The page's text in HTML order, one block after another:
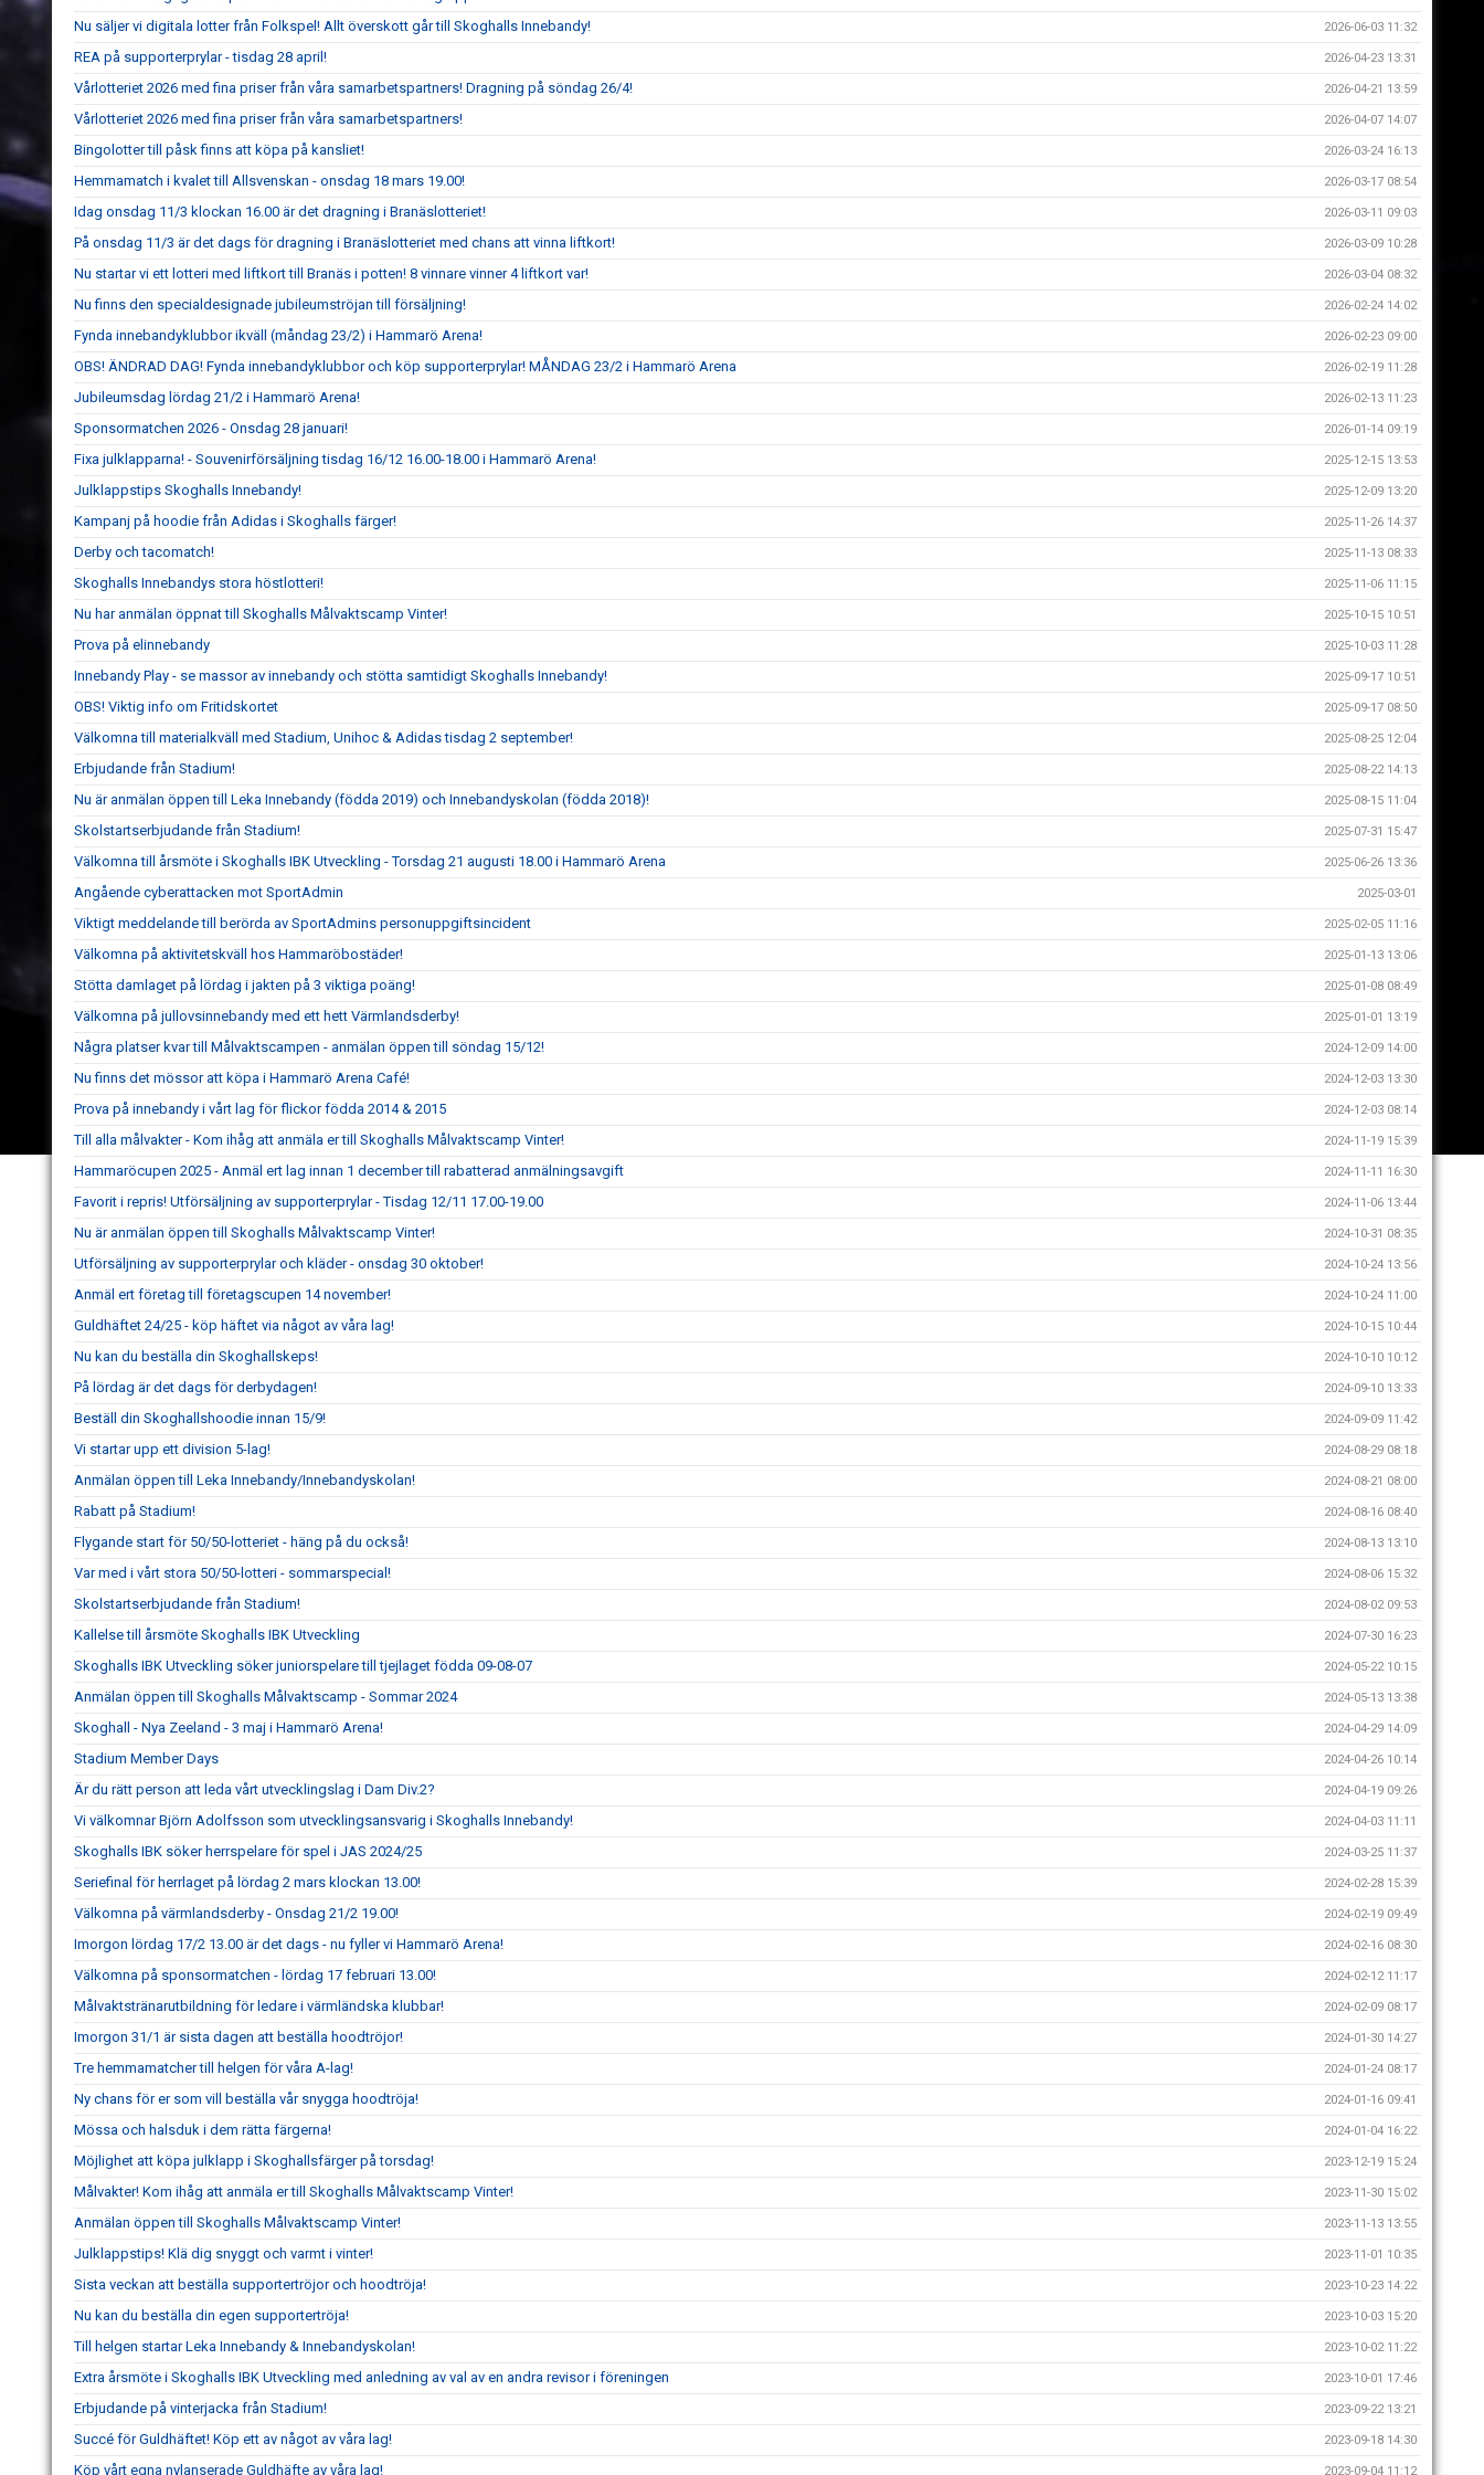
Nu säljer vi digitala lotter från Folkspel! Allt överskott går till Skoghalls Innebandy! 2026-06-03 11:32
REA på supporterprylar - tisdag 28 april! 2026-04-23 13:31
Vårlotteriet 2026 med fina priser från våra samarbetspartners! Dragning på söndag 26/4! 2026-04-21 13:59
Vårlotteriet 2026 med fina priser från våra samarbetspartners! 2026-04-07 14:07
Bingolotter till påsk finns att köpa på kansliet! 2026-03-24 16:13
Hemmamatch i kvalet till Allsvenskan - onsdag 18 mars 19.00! 2026-03-17 08:54
Idag onsdag 11/3 klockan 16.00 är det dragning i Branäslotteriet! 2026-03-11 09:03
På onsdag 11/3 är det dags för dragning i Branäslotteriet med chans att vinna liftkort! 2026-03-09 10:28
Nu startar vi ett lotteri med liftkort till Branäs i potten! 8 vinnare vinner 4 liftkort var! 2026-03-04 08:32
Nu finns den specialdesignade jubileumströjan till försäljning! 2026-02-24 14:02
Fynda innebandyklubbor ikväll (måndag 23/2) i Hammarö Arena! 2026-02-23 09:00
OBS! ÄNDRAD DAG! Fynda innebandyklubbor och köp supporterprylar! MÅNDAG 23/2 i Hammarö Arena 2026-02-19 11:28
Jubileumsdag lördag 21/2 i Hammarö Arena! 2026-02-13 11:23
Sponsormatchen 2026 - Onsdag 28 januari! 2026-01-14 09:19
Fixa julklapparna! - Souvenirförsäljning tisdag 16/12 16.00-18.00 i Hammarö Arena! 2025-12-15 13:53
Julklappstips Skoghalls Innebandy! 2025-12-09 13:20
Kampanj på hoodie från Adidas i Skoghalls färger! 2025-11-26 14:37
Derby och tacomatch! 2025-11-13 08:33
Skoghalls Innebandys stora höstlotteri! 2025-11-06 11:15
Nu har anmälan öppnat till Skoghalls Målvaktscamp Vinter! 2025-10-15 10:51
Prova på elinnebandy 2025-10-03 11:28
Innebandy Play - se massor av innebandy och stötta samtidigt Skoghalls Innebandy! 2025-09-17 10:51
OBS! Viktig info om Fritidskortet 2025-09-17 08:50
Välkomna till materialkväll med Stadium, Unihoc & Adidas tisdag 2 september! 2025-08-25 12:04
Erbjudande från Stadium! 2025-08-22 14:13
Nu är anmälan öppen till Leka Innebandy (födda 2019) och Innebandyskolan (födda 2018)! 2025-08-15 11:04
Skolstartserbjudande från Stadium! 2025-07-31 15:47
Välkomna till årsmöte i Skoghalls IBK Utveckling - Torsdag 21 augusti 18.00 i Hammarö Arena 2025-06-26 13:36
Angående cyberattacken mot SportAdmin 2025-03-01
Viktigt meddelande till berörda av SportAdmins personuppgiftsincident 2025-02-05 11:16
Välkomna på aktivitetskväll hos Hammaröbostäder! 2025-01-13 13:06
Stötta damlaget på lördag i jakten på 3 viktiga poäng! 2025-01-08 08:49
Välkomna på jullovsinnebandy med ett hett Värmlandsderby! 2025-01-01 13:19
Några platser kvar till Målvaktscampen - anmälan öppen till söndag 15/12! 2024-12-09 14:00
Nu finns det mössor att köpa i Hammarö Arena Café! 2024-12-03 13:30
Prova på innebandy i vårt lag för flickor födda 2014 & 2015 2024-12-03 08:14
Till alla målvakter - Kom ihåg att anmäla er till Skoghalls Målvaktscamp Vinter! 2024-11-19 15:39
Hammaröcupen 2025 - Anmäl ert lag innan 1 december till rabatterad anmälningsavgift 2024-11-11 16:30
Favorit i repris! Utförsäljning av supporterprylar - Tisdag 12/11 17.00-19.00 2024-11-06 13:44
Nu är anmälan öppen till Skoghalls Målvaktscamp Vinter! 2024-10-31 08:35
Utförsäljning av supporterprylar och kläder - onsdag 30 oktober! 2024-10-24 13:56
Anmäl ert företag till företagscupen 14 november! 2024-10-24 11:00
Guldhäftet 24/25 - köp häftet via något av våra lag! 2024-10-15 10:44
Nu kan du beställa din Skoghallskeps! 2024-10-10 10:12
På lördag är det dags för derbydagen! 2024-09-10 13:33
Beställ din Skoghallshoodie innan 15/9! 2024-09-09 11:42
Vi startar upp ett division 5-lag! 2024-08-29 08:18
Anmälan öppen till Leka Innebandy/Innebandyskolan! 2024-08-21 08:00
Rabatt på Stadium! 2024-08-16 08:40
Flygande start för 50/50-lotteriet - häng på du också! 2024-08-13 13:10
Var med i vårt stora 50/50-lotteri - sommarspecial! 2024-08-06 15:32
Skolstartserbjudande från Stadium! 2024-08-02 09:53
Kallelse till årsmöte Skoghalls IBK Utveckling 2024-07-30 16:23
Skoghalls IBK Utveckling söker juniorspelare till tjejlaget födda 09-08-07 2024-05-22 10:15
Anmälan öppen till Skoghalls Målvaktscamp - Sommar 2024 2024-05-13 13:38
Skoghall - Nya Zeeland - 3 maj i Hammarö Arena! 2024-04-29 14:09
Stadium Member Days 2024-04-26 10:14
Är du rätt person att leda vårt utvecklingslag i Dam Div.2? 2024-04-19 09:26
Vi välkomnar Björn Adolfsson som utvecklingsansvarig i Skoghalls Innebandy! 2024-04-03 11:11
Skoghalls IBK söker herrspelare för spel i JAS 2024/25 2024-03-25 11:37
Seriefinal för herrlaget på lördag 2 mars klockan 13.00! 2024-02-28 15:39
Välkomna på värmlandsderby - Onsdag 21/2 19.00! 2024-02-19 09:49
Imorgon lördag 17/2 13.00 är det dags - nu fyller vi Hammarö Arena! 2024-02-16 08:30
Välkomna på sponsormatchen - lördag 17 februari 13.00! 2024-02-12 11:17
Målvaktstränarutbildning för ledare i värmländska klubbar! 2024-02-09 08:17
Imorgon 31/1 är sista dagen att beställa hoodtröjor! 2024-01-30 14:27
Tre hemmamatcher till helgen för våra A-lag! 2024-01-24 08:17
Ny chans för er som vill beställa vår snygga hoodtröja! 2024-01-16 09:41
Mössa och halsduk i dem rätta färgerna! 2024-01-04 16:22
Möjlighet att köpa julklapp i Skoghallsfärger på torsdag! 2023-12-19 15:24
Målvakter! Kom ihåg att anmäla er till Skoghalls Målvaktscamp Vinter! 2023-11-30 15:02
Anmälan öppen till Skoghalls Målvaktscamp Vinter! 2023-11-13 13:55
Julklappstips! Klä dig snyggt och varmt i vinter! 2023-11-01 10:35
Sista veckan att beställa supportertröjor och hoodtröja! 2023-10-23 14:22
Nu kan du beställa din egen supportertröja! 2023-10-03 15:20
Till helgen startar Leka Innebandy & Innebandyskolan! 2023-10-02 11:22
Extra årsmöte i Skoghalls IBK Utveckling med anledning av val av en andra revisor i föreningen 2023-10-01 17:46
Erbjudande på vinterjacka från Stadium! 2023-09-22 13:21
Succé för Guldhäftet! Köp ett av något av våra lag! 2023-09-18 14:30
Köp vårt egna nylanserade Guldhäfte av våra lag! 2023-09-04 11:12